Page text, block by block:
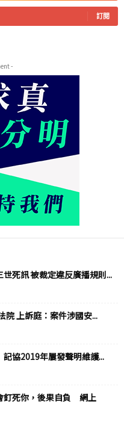
訂閱
-
死訊 被裁定違反廣播規則...
院 上訴庭：案件涉國安...
協2019年屢發聲明維護...
釘死你，後果自負 網上